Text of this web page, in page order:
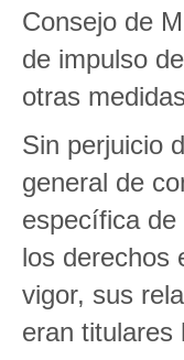
Consejo de
de impulso
otras
Sin perjuicio
general de
específica
los derechos
vigor, sus
eran titulares